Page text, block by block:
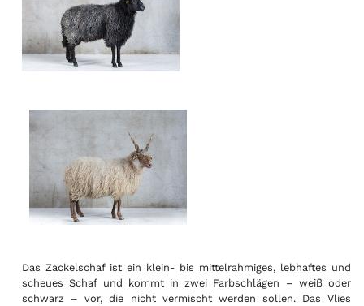
Das Zackelschaf ist ein klein- bis mittelrahmiges, lebhaftes und
scheues Schaf und kommt in zwei Farbschlägen – weiß oder
schwarz – vor, die nicht vermischt werden sollen. Das Vlies